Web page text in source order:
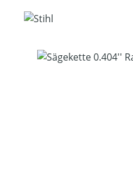
Bildergalerie überspringen